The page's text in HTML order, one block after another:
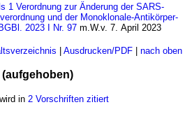
1 Verordnung zur Änderung der SARS-
und der Monoklonale-Antikörper-
2023 I Nr. 97 m.W.v. 7. April 2023
| Ausdrucken/PDF| nach oben
(aufgehoben)
in 2 Vorschriften zitiert